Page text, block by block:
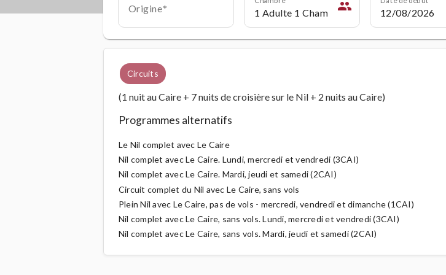
Origine people
Circuits
(1 nuit au Caire + 7 nuits de croisière sur le Nil + 2 nuits au Caire)
Programmes alternatifs
Le Nil complet avec Le Caire
Nil complet avec Le Caire. Lundi, mercredi et vendredi (3CAI)
Nil complet avec Le Caire. Mardi, jeudi et samedi (2CAI)
Circuit complet du Nil avec Le Caire, sans vols
Plein Nil avec Le Caire, pas de vols - mercredi, vendredi et dimanche (1CAI)
Nil complet avec Le Caire, sans vols. Lundi, mercredi et vendredi (3CAI)
Nil complet avec Le Caire, sans vols. Mardi, jeudi et samedi (2CAI)